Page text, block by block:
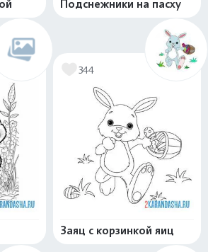
Подснежники на пасху
344
Заяц с корзинкой яиц